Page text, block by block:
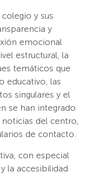
y sus
y
emocional
estructural, la
temáticos que
educativo, las
singulares y el
se han integrado
del centro,
de contacto.
con especial
la accesibilidad